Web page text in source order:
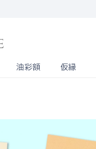
油彩額 仮縁